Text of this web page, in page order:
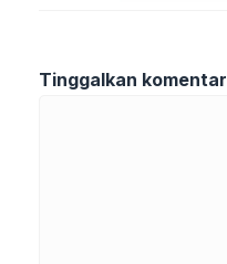
Tinggalkan komentar